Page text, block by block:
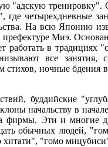
"адскую тренировку".
четырехдневные
На всю Японию
Миэ.
работать в традициях
все занятия,
ночные бдения
буддийские
начальству в
фирмы. Эти и многие
обычных людей,
"гомо